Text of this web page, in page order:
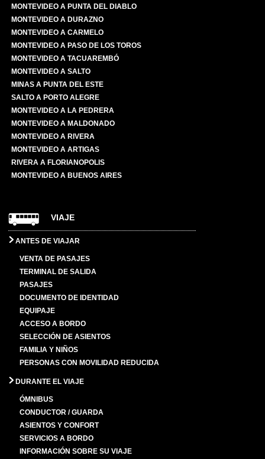
MONTEVIDEO A PUNTA DEL DIABLO
MONTEVIDEO A DURAZNO
MONTEVIDEO A CARMELO
MONTEVIDEO A PASO DE LOS TOROS
MONTEVIDEO A TACUAREMBÓ
MONTEVIDEO A SALTO
MINAS A PUNTA DEL ESTE
SALTO A PORTO ALEGRE
MONTEVIDEO A LA PEDRERA
MONTEVIDEO A MALDONADO
MONTEVIDEO A RIVERA
MONTEVIDEO A ARTIGAS
RIVERA A FLORIANOPOLIS
MONTEVIDEO A BUENOS AIRES
VIAJE
ANTES DE VIAJAR
VENTA DE PASAJES
TERMINAL DE SALIDA
PASAJES
DOCUMENTO DE IDENTIDAD
EQUIPAJE
ACCESO A BORDO
SELECCIÓN DE ASIENTOS
FAMILIA Y NIÑOS
PERSONAS CON MOVILIDAD REDUCIDA
DURANTE EL VIAJE
ÓMNIBUS
CONDUCTOR / GUARDA
ASIENTOS Y CONFORT
SERVICIOS A BORDO
INFORMACIÓN SOBRE SU VIAJE